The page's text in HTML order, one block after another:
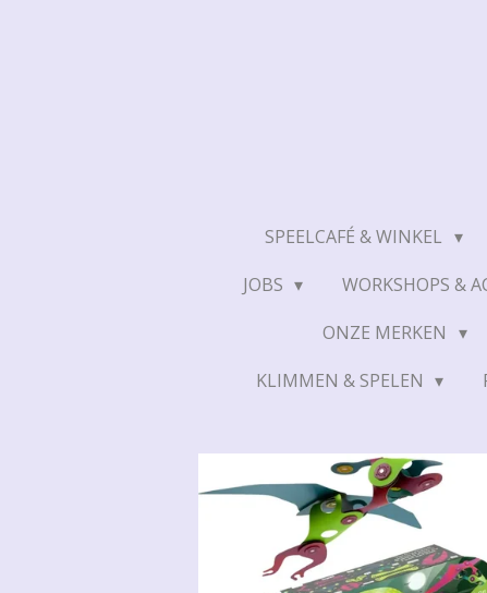
SPEELCAFÉ & WINKEL
JOBS
WORKSHOPS &
ONZE MERKEN
KLIMMEN & SPELEN